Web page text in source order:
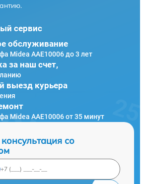
сервис
обслуживание
Midea AAE10006 до 3 лет
за наш счет,
выезд курьера
Midea AAE10006 от 35 минут
со